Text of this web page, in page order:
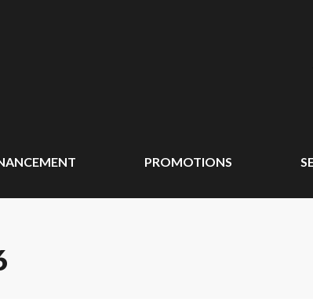
PROMOTIONS